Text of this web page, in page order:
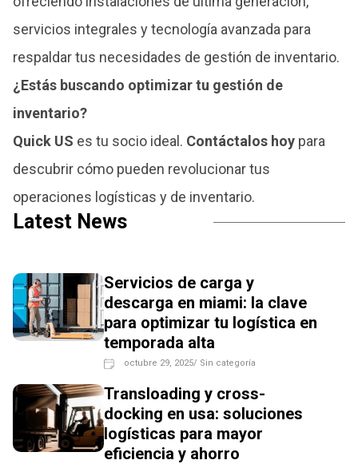
servicios integrales y tecnología avanzada para
respaldar tus necesidades de gestión de inventario.
¿Estás buscando optimizar tu gestión de
inventario?
Quick US es tu socio ideal. Contáctalos hoy para
descubrir cómo pueden revolucionar tus
operaciones logísticas y de inventario.
Latest News
Servicios de carga y
descarga en miami: la clave
para optimizar tu logística en
temporada alta
octubre 29, 2025/ Sin categoría
Transloading y cross-
docking en usa: soluciones
logísticas para mayor
eficiencia y ahorro